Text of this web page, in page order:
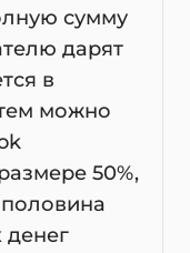
сумму
дарят
в
можно
50%,
половина
денег